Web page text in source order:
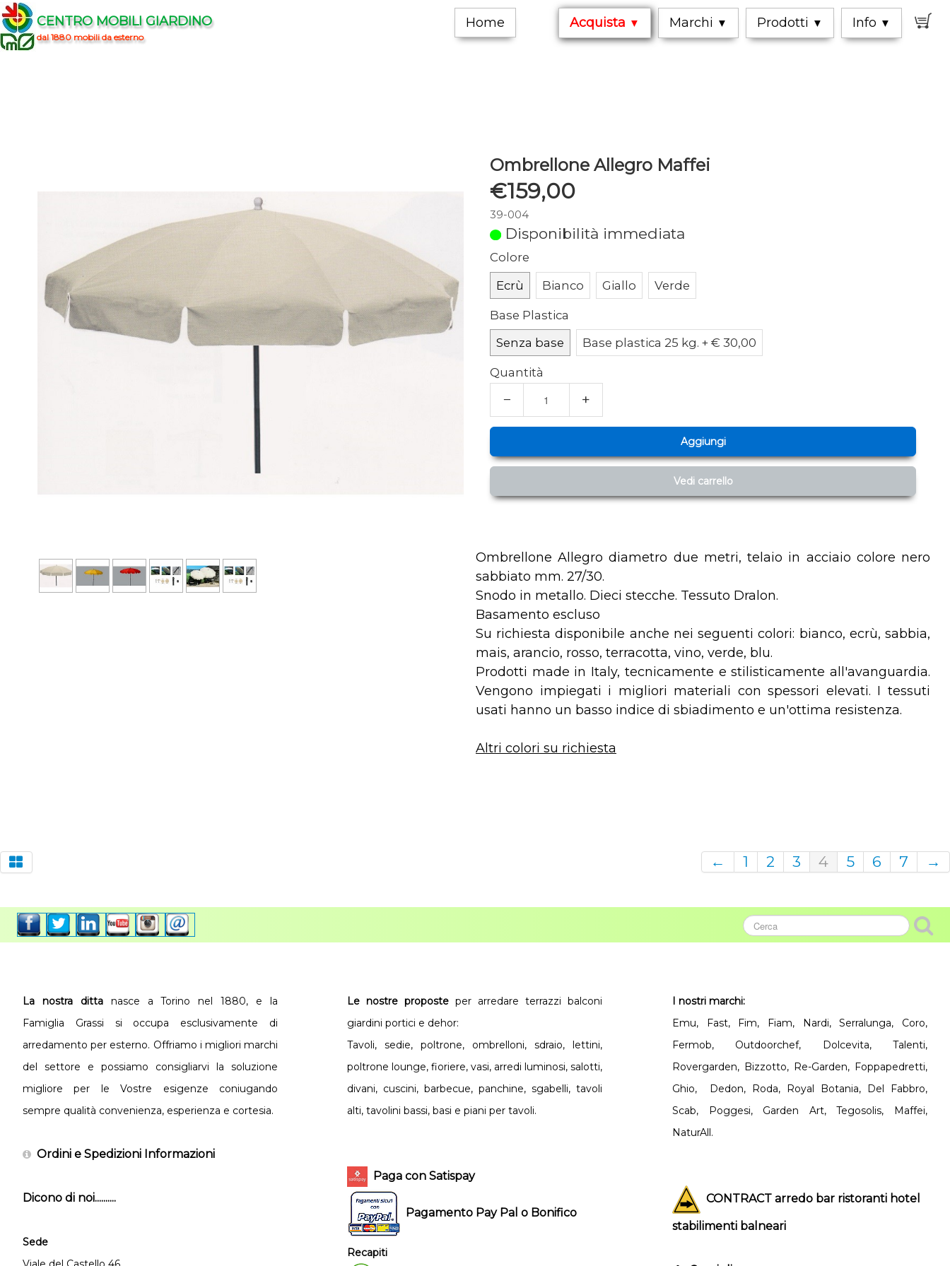
CENTRO MOBILI GIARDINO
dal 1880 mobili da esterno
Home Acquista ▼ Marchi ▼ Prodotti ▼ Info ▼
Ombrellone Allegro Maffei
€159,00
39-004
Disponibilità immediata
Colore
Ecrù
Bianco Giallo Verde
Base Plastica
Senza base
Base plastica 25 kg. + € 30,00
Quantità
− +
Aggiungi
Vedi carrello
Ombrellone Allegro diametro due metri, telaio in acciaio colore nero
sabbiato mm. 27/30.
Snodo in metallo. Dieci stecche. Tessuto Dralon.
Basamento escluso
Su richiesta disponibile anche nei seguenti colori: bianco, ecrù, sabbia,
mais, arancio, rosso, terracotta, vino, verde, blu.
Prodotti made in Italy, tecnicamente e stilisticamente all'avanguardia.
Vengono impiegati i migliori materiali con spessori elevati. I tessuti
usati hanno un basso indice di sbiadimento e un'ottima resistenza.
Altri colori su richiesta
← 1 2 3 4 5 6 7 →
La nostra dittanasce a Torino nel 1880, e la
Famiglia Grassi si occupa esclusivamente di
arredamento per esterno. Offriamo i migliori marchi
del settore e possiamo consigliarvi la soluzione
migliore per le Vostre esigenze coniugando
sempre qualità convenienza, esperienza e cortesia.
Ordini e Spedizioni Informazioni
Dicono di noi..........
Sede
Le nostre proposte per arredare terrazzi balconi
giardini portici e dehor:
Tavoli, sedie, poltrone, ombrelloni, sdraio, lettini,
poltrone lounge, fioriere, vasi, arredi luminosi, salotti,
divani, cuscini, barbecue, panchine, sgabelli, tavoli
alti, tavolini bassi, basi e piani per tavoli.
Paga con Satispay
Pagamento Pay Pal o Bonifico
Recapiti
I nostri marchi:
Emu, Fast, Fim, Fiam, Nardi, Serralunga, Coro,
Fermob, Outdoorchef, Dolcevita, Talenti,
Rovergarden, Bizzotto, Re-Garden, Foppapedretti,
Ghio, Dedon, Roda, Royal Botania, Del Fabbro,
Scab, Poggesi, Garden Art, Tegosolis, Maffei,
NaturAll.
CONTRACT arredo bar ristoranti hotel
stabilimenti balneari